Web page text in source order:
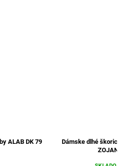
ALAB DK 79
Dámske dlhé